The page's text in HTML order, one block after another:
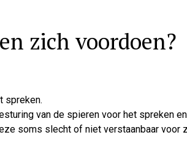
zich voordoen?
spreken.
van de spieren voor het spreken
soms slecht of niet verstaanbaar voor